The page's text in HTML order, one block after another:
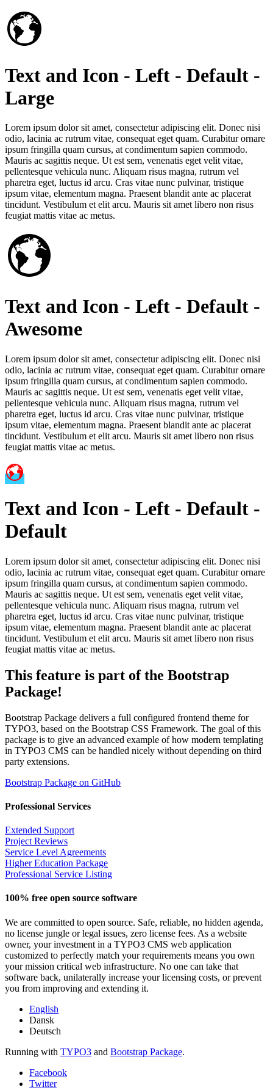
Text and Icon - Left - Default -
Large
Lorem ipsum dolor sit amet, consectetur adipiscing elit. Donec nisi
odio, lacinia ac rutrum vitae, consequat eget quam. Curabitur ornare
ipsum fringilla quam cursus, at condimentum sapien commodo.
Mauris ac sagittis neque. Ut est sem, venenatis eget velit vitae,
pellentesque vehicula nunc. Aliquam risus magna, rutrum vel
pharetra eget, luctus id arcu. Cras vitae nunc pulvinar, tristique
ipsum vitae, elementum magna. Praesent blandit ante ac placerat
tincidunt. Vestibulum et elit arcu. Mauris sit amet libero non risus
feugiat mattis vitae ac metus.
Text and Icon - Left - Default -
Awesome
Lorem ipsum dolor sit amet, consectetur adipiscing elit. Donec nisi
odio, lacinia ac rutrum vitae, consequat eget quam. Curabitur ornare
ipsum fringilla quam cursus, at condimentum sapien commodo.
Mauris ac sagittis neque. Ut est sem, venenatis eget velit vitae,
pellentesque vehicula nunc. Aliquam risus magna, rutrum vel
pharetra eget, luctus id arcu. Cras vitae nunc pulvinar, tristique
ipsum vitae, elementum magna. Praesent blandit ante ac placerat
tincidunt. Vestibulum et elit arcu. Mauris sit amet libero non risus
feugiat mattis vitae ac metus.
Text and Icon - Left - Default -
Default
Lorem ipsum dolor sit amet, consectetur adipiscing elit. Donec nisi
odio, lacinia ac rutrum vitae, consequat eget quam. Curabitur ornare
ipsum fringilla quam cursus, at condimentum sapien commodo.
Mauris ac sagittis neque. Ut est sem, venenatis eget velit vitae,
pellentesque vehicula nunc. Aliquam risus magna, rutrum vel
pharetra eget, luctus id arcu. Cras vitae nunc pulvinar, tristique
ipsum vitae, elementum magna. Praesent blandit ante ac placerat
tincidunt. Vestibulum et elit arcu. Mauris sit amet libero non risus
feugiat mattis vitae ac metus.
This feature is part of the Bootstrap
Package!
Bootstrap Package delivers a full configured frontend theme for
TYPO3, based on the Bootstrap CSS Framework. The goal of this
package is to give an advanced example of how modern templating
in TYPO3 CMS can be handled nicely without depending on third
party extensions.
Bootstrap Package on GitHub
Professional Services
Extended Support
Project Reviews
Service Level Agreements
Higher Education Package
Professional Service Listing
100% free open source software
We are committed to open source. Safe, reliable, no hidden agenda,
no license jungle or legal issues, zero license fees. As a website
owner, your investment in a TYPO3 CMS web application
customized to perfectly match your requirements means you own
your mission critical web infrastructure. No one can take that
software back, unilaterally increase your licensing costs, or prevent
you from improving and extending it.
English
Dansk
Deutsch
Running with TYPO3 and Bootstrap Package.
Facebook
Twitter